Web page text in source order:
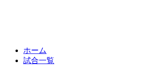
ホーム
試合一覧